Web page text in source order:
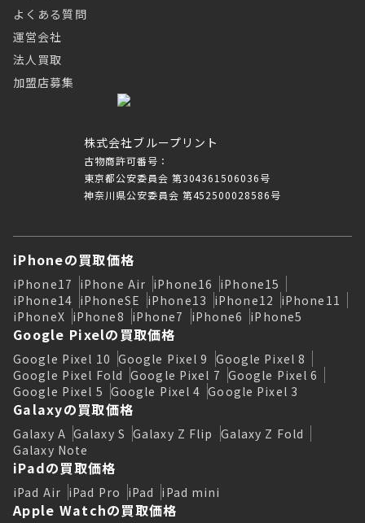
株式会社ブループリント
古物商許可番号：
東京都公安委員会 第304361506036号
神奈川県公安委員会 第452500028586号
よくある質問
運営会社
法人買取
加盟店募集
iPhoneの買取価格
iPhone17 iPhone Air iPhone16 iPhone15
iPhone14 iPhoneSE iPhone13 iPhone12 iPhone11
iPhoneX iPhone8 iPhone7 iPhone6 iPhone5
Google Pixelの買取価格
Google Pixel 10 Google Pixel 9 Google Pixel 8
Google Pixel Fold Google Pixel 7 Google Pixel 6
Google Pixel 5 Google Pixel 4 Google Pixel 3
Galaxyの買取価格
Galaxy A Galaxy S Galaxy Z Flip Galaxy Z Fold
Galaxy Note
iPadの買取価格
iPad Air iPad Pro iPad iPad mini
Apple Watchの買取価格